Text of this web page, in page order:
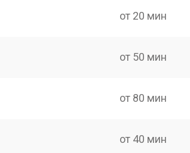
от 20 мин
от 50 мин
от 80 мин
от 40 мин